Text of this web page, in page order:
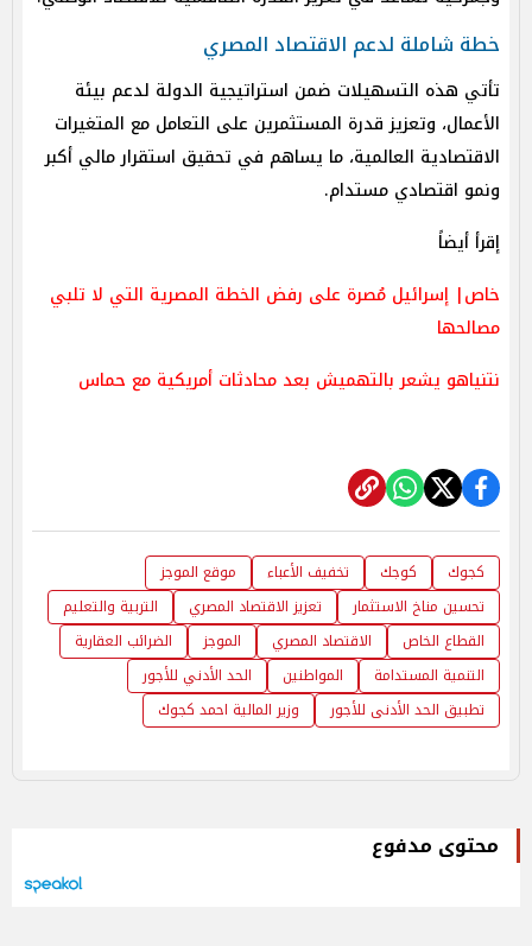
خطة شاملة لدعم الاقتصاد المصري
تأتي هذه التسهيلات ضمن استراتيجية الدولة لدعم بيئة
الأعمال، وتعزيز قدرة المستثمرين على التعامل مع المتغيرات
الاقتصادية العالمية، ما يساهم في تحقيق استقرار مالي أكبر
ونمو اقتصادي مستدام.
إقرأ أيضاً
خاص| إسرائيل مُصرة على رفض الخطة المصرية التي لا تلبي
مصالحها
نتنياهو يشعر بالتهميش بعد محادثات أمريكية مع حماس
كجوك كوجك تخفيف الأعباء
موقع الموجز
تحسين مناخ الاستثمار
تعزيز الاقتصاد المصري
التربية والتعليم
القطاع الخاص
الاقتصاد المصري الموجز
الضرائب العقارية
التنمية المستدامة
المواطنين
الحد الأدني للأجور
تطبيق الحد الأدنى للأجور
وزير المالية احمد كجوك
محتوى مدفوع